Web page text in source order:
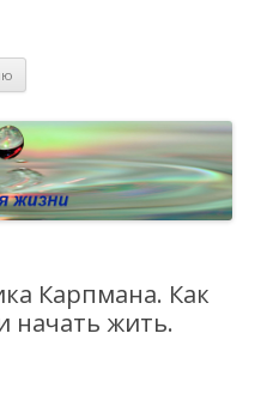
Барымовой
ренкарнационике. Услуги.
Карпмана. Как
начать жить.